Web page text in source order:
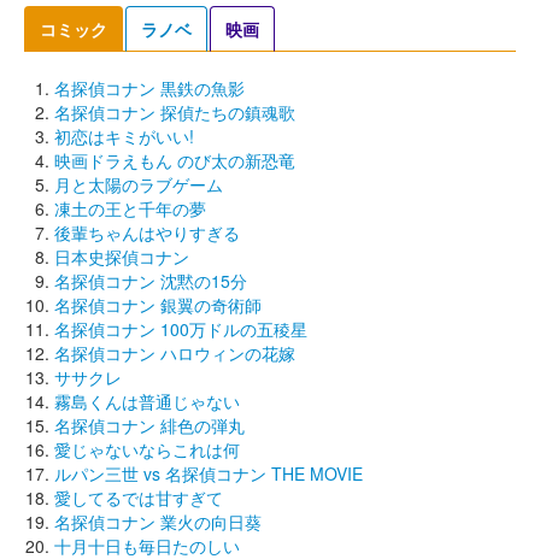
コミック ラノベ 映画
名探偵コナン 黒鉄の魚影
名探偵コナン 探偵たちの鎮魂歌
初恋はキミがいい!
映画ドラえもん のび太の新恐竜
月と太陽のラブゲーム
凍土の王と千年の夢
後輩ちゃんはやりすぎる
日本史探偵コナン
名探偵コナン 沈黙の15分
名探偵コナン 銀翼の奇術師
名探偵コナン 100万ドルの五稜星
名探偵コナン ハロウィンの花嫁
ササクレ
霧島くんは普通じゃない
名探偵コナン 緋色の弾丸
愛じゃないならこれは何
ルパン三世 vs 名探偵コナン THE MOVIE
愛してるでは甘すぎて
名探偵コナン 業火の向日葵
十月十日も毎日たのしい